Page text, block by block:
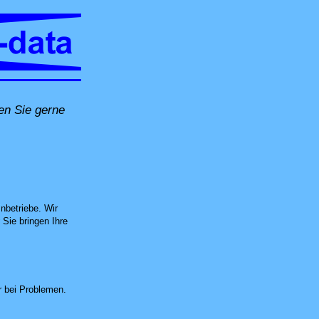
Sie gerne
per Fernwartung oder in unserer Computer-Werkstatt in Untersiggenthal
Wir
bringen Ihre
Problemen.